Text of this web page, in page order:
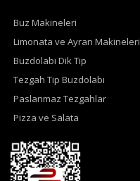
Buz Makineleri
Limonata ve Ayran Makineleri
Buzdolabı Dik Tip
Tezgah Tip Buzdolabı
Paslanmaz Tezgahlar
Pizza ve Salata